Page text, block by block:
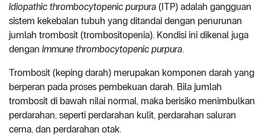
Idiopathic thrombocytopenic purpura (ITP) adalah gangguan
sistem kekebalan tubuh yang ditandai dengan penurunan
jumlah trombosit (trombositopenia). Kondisi ini dikenal juga
dengan Immune thrombocytopenic purpura.
Trombosit (keping darah) merupakan komponen darah yang
berperan pada proses pembekuan darah. Bila jumlah
trombosit di bawah nilai normal, maka berisiko menimbulkan
perdarahan, seperti perdarahan kulit, perdarahan saluran
cerna, dan perdarahan otak.